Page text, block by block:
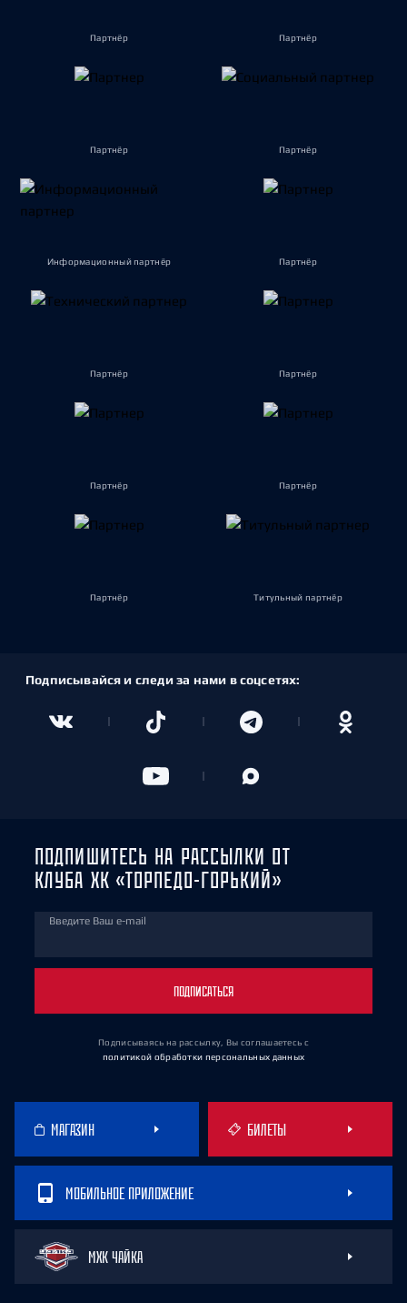
Партнёр Партнёр
Партнёр Партнёр
Информационный партнёр Партнёр
Партнёр Партнёр
Партнёр Партнёр
Партнёр Титульный партнёр
Подписывайся и следи за нами в соцсетях:
ПОДПИШИТЕСЬ НА РАССЫЛКИ ОТ
КЛУБА ХК «ТОРПЕДО-ГОРЬКИЙ»
Введите Ваш e-mail
ПОДПИСАТЬСЯ
Подписываясь на рассылку, Вы соглашаетесь с
политикой обработки персональных данных
МАГАЗИН БИЛЕТЫ
МОБИЛЬНОЕ ПРИЛОЖЕНИЕ
МХК ЧАЙКА